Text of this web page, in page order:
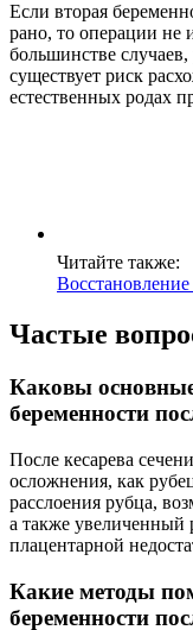
Если вторая
рано, то операции не
большинстве
существует риск
естественных родах
Читайте также:
Частые
Каковы
беременности
После кесарева
осложнения, как
расслоения рубца,
а также увеличенный
плацентарной
Какие методы
беременности